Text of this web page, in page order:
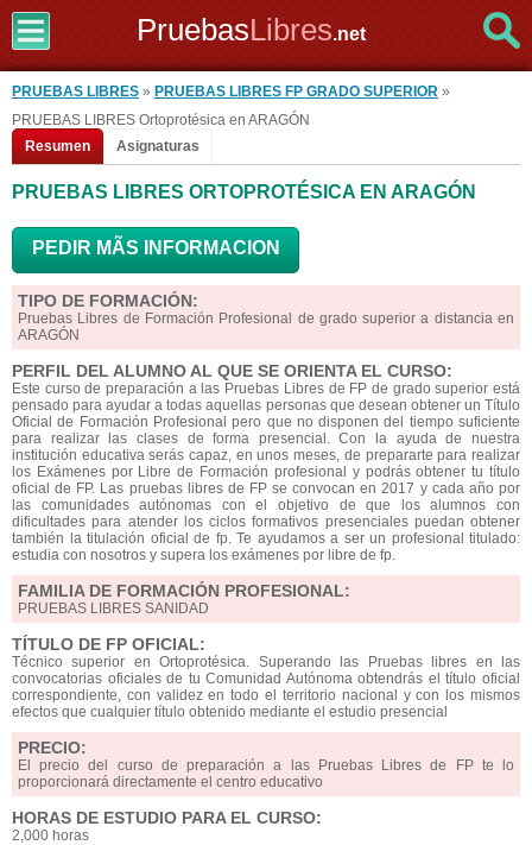
PruebasLibres.net
PRUEBAS LIBRES » PRUEBAS LIBRES FP GRADO SUPERIOR »
PRUEBAS LIBRES Ortoprotésica en ARAGÓN
Resumen
Asignaturas
PRUEBAS LIBRES ORTOPROTÉSICA EN ARAGÓN
PEDIR MÃS INFORMACION
TIPO DE FORMACIÓN:
Pruebas Libres de Formación Profesional de grado superior a distancia en
ARAGÓN
PERFIL DEL ALUMNO AL QUE SE ORIENTA EL CURSO:
Este curso de preparación a las Pruebas Libres de FP de grado superior está
pensado para ayudar a todas aquellas personas que desean obtener un Título
Oficial de Formación Profesional pero que no disponen del tiempo suficiente
para realizar las clases de forma presencial. Con la ayuda de nuestra
institución educativa serás capaz, en unos meses, de prepararte para realizar
los Exámenes por Libre de Formación profesional y podrás obtener tu título
oficial de FP. Las pruebas libres de FP se convocan en 2017 y cada año por
las comunidades autónomas con el objetivo de que los alumnos con
dificultades para atender los ciclos formativos presenciales puedan obtener
también la titulación oficial de fp. Te ayudamos a ser un profesional titulado:
estudia con nosotros y supera los exámenes por libre de fp.
FAMILIA DE FORMACIÓN PROFESIONAL:
PRUEBAS LIBRES SANIDAD
TÍTULO DE FP OFICIAL:
Técnico superior en Ortoprotésica. Superando las Pruebas libres en las
convocatorias oficiales de tu Comunidad Autónoma obtendrás el título oficial
correspondiente, con validez en todo el territorio nacional y con los mismos
efectos que cualquier título obtenido mediante el estudio presencial
PRECIO:
El precio del curso de preparación a las Pruebas Libres de FP te lo
proporcionará directamente el centro educativo
HORAS DE ESTUDIO PARA EL CURSO:
2,000 horas